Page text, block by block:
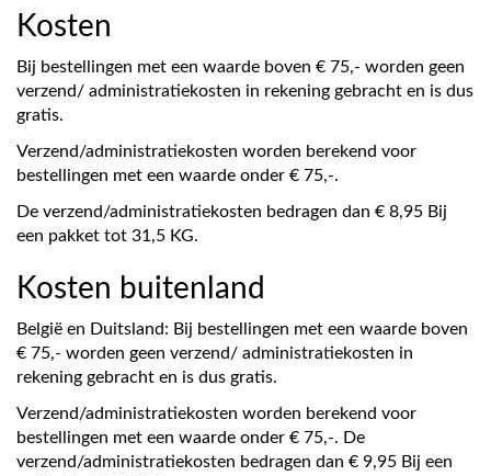
Kosten
Bij bestellingen met een waarde boven € 75,- worden geen
verzend/ administratiekosten in rekening gebracht en is dus
gratis.
Verzend/administratiekosten worden berekend voor
bestellingen met een waarde onder € 75,-.
De verzend/administratiekosten bedragen dan € 8,95 Bij
een pakket tot 31,5 KG.
Kosten buitenland
België en Duitsland: Bij bestellingen met een waarde boven
€ 75,- worden geen verzend/ administratiekosten in
rekening gebracht en is dus gratis.
Verzend/administratiekosten worden berekend voor
bestellingen met een waarde onder € 75,-. De
verzend/administratiekosten bedragen dan € 9,95 Bij een